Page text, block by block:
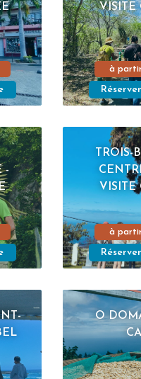
VISITE
à
-
TROIS-
VISITE
à
O